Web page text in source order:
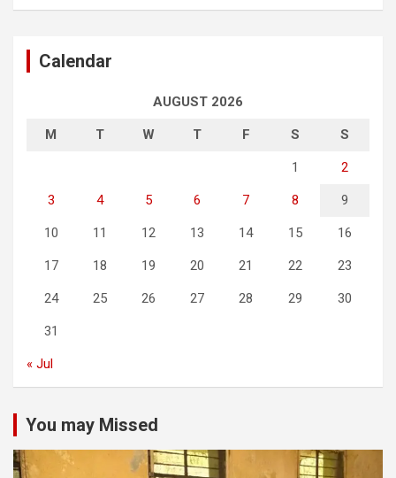
Calendar
AUGUST 2026
M T W T F S S
1 2
3 4 5 6 7 8 9
10 11 12 13 14 15 16
17 18 19 20 21 22 23
24 25 26 27 28 29 30
31
« Jul
You may Missed